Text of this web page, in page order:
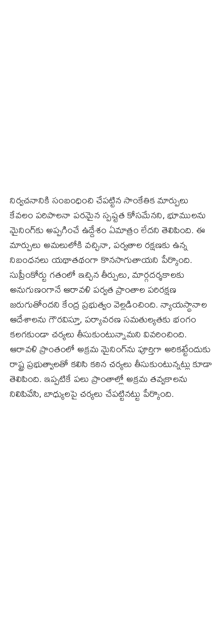
నిర్వచనానికి సంబంధించి చేపట్టిన సాంకేతిక మార్పులు
కేవలం పరిపాలనా పరమైన స్పష్టత కోసమేనని, భూములను
మైనింగ్‌కు అప్పగించే ఉద్దేశం ఏమాత్రం లేదని తెలిపింది. ఈ
మార్పులు అమలులోకి వచ్చినా, పర్వతాల రక్షణకు ఉన్న
నిబంధనలు యథాతథంగా కొనసాగుతాయని పేర్కొంది.
సుప్రీంకోర్టు గతంలో ఇచ్చిన తీర్పులు, మార్గదర్శకాలకు
అనుగుణంగానే ఆరావళి పర్వత ప్రాంతాల పరిరక్షణ
జరుగుతోందని కేంద్ర ప్రభుత్వం వెల్లడించింది. న్యాయస్థానాల
ఆదేశాలను గౌరవిస్తూ, పర్యావరణ సమతుల్యతకు భంగం
కలగకుండా చర్యలు తీసుకుంటున్నామని వివరించింది.
ఆరావళి ప్రాంతంలో అక్రమ మైనింగ్‌ను పూర్తిగా అరికట్టేందుకు
రాష్ట్ర ప్రభుత్వాలతో కలిసి కఠిన చర్యలు తీసుకుంటున్నట్లు కూడా
తెలిపింది. ఇప్పటికే పలు ప్రాంతాల్లో అక్రమ తవ్వకాలను
నిలిపివేసి, బాధ్యులపై చర్యలు చేపట్టినట్టు పేర్కొంది.